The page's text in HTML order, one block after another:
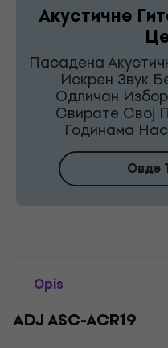
Акустичне
Пасадена
Искрен Звук
Одличан
Свирате Свој
Годинама
Овде
Opis
ADJ ASC-ACR19